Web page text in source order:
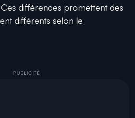
différences promettent des
différents selon le